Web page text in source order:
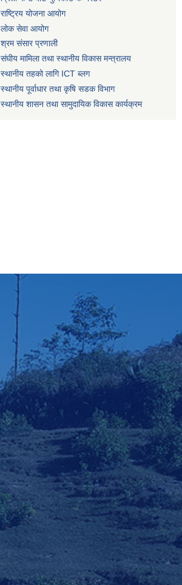
राष्ट्रिय योजना आयोग
लोक सेवा आयोग
श्रम संसार प्रणाली
संघीय मामिला तथा स्थानीय विकास मन्त्रालय
स्थानीय तहको लागि ICT ब्लग
स्थानीय पूर्वाधार तथा कृषि सडक विभाग
स्थानीय शासन तथा सामुदायिक विकास कार्यक्रम